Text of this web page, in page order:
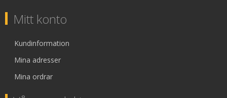
Mitt konto
Kundinformation
Mina adresser
Mina ordrar